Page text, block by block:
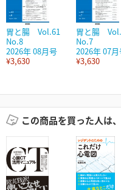
胃と腸 Vol.61
No.8
2026年 08月号
¥3,630
胃と腸
No.7
2026年 07
¥3,630
この商品を買った人は